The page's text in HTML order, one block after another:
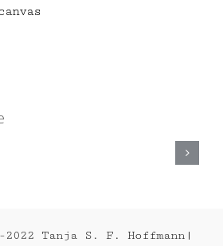
2022 Tanja S. F. Hoffmann|